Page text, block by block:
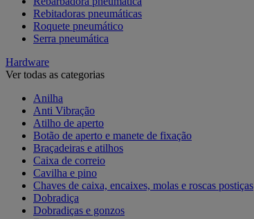
Rebitadoras pneumáticas
Roquete pneumático
Serra pneumática
Hardware
Ver todas as categorias
Anilha
Anti Vibração
Atilho de aperto
Botão de aperto e manete de fixação
Braçadeiras e atilhos
Caixa de correio
Cavilha e pino
Chaves de caixa, encaixes, molas e roscas postiças
Dobradiça
Dobradiças e gonzos